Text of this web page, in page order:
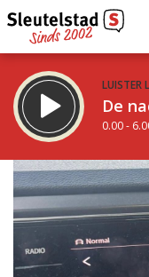
LUISTER
De
0.00 -
STRAKS:
De ochtend van
6.00 - 12.00 uur
Vorig uur